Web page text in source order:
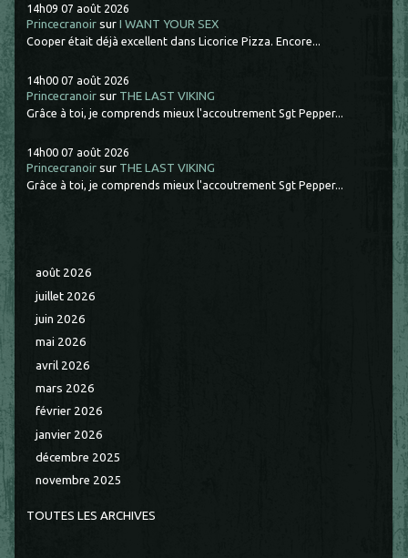
14h09 07 août 2026
Princecranoir surI WANT YOUR SEX
Cooper était déjà excellent dans Licorice Pizza. Encore...
14h00 07 août 2026
Princecranoir sur THE LAST VIKING
Grâce à toi, je comprends mieux l'accoutrement Sgt Pepper...
14h00 07 août 2026
Princecranoir sur THE LAST VIKING
Grâce à toi, je comprends mieux l'accoutrement Sgt Pepper...
août 2026
juillet 2026
juin 2026
mai 2026
avril 2026
mars 2026
février 2026
janvier 2026
décembre 2025
novembre 2025
TOUTES LES ARCHIVES